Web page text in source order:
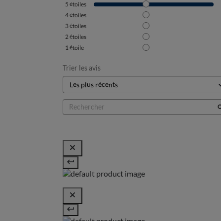
5 étoiles
4étoiles
3étoiles
2 étoiles
1 étoile
Trier les avis